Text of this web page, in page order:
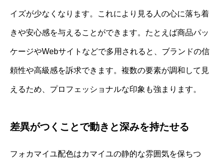
イズが少なくなります。これにより見る人の心に落ち着
きや安心感を与えることができます。たとえば商品パッ
ケージやWebサイトなどで多用されると、ブランドの信
頼性や高級感を訴求できます。複数の要素が調和して見
えるため、プロフェッショナルな印象も強まります。
差異がつくことで動きと深みを持たせる
フォカマイユ配色はカマイユの静的な雰囲気を保ちつ